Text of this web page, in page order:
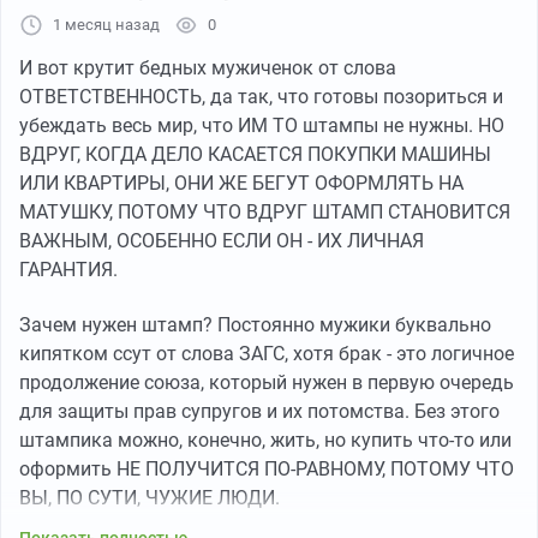
алименты, он бы, скорее всего, возмутился. 33% (на
двоих детей) - это установленный законом минимум.
Фраза «с формулировкой, что ты не участвовал» -
стандартная юридическая формальность, это не
клеймо «ирода». Отдел кадров видит только
исполнительный лист, а не «формулировку».
«Твою квартиру пытаются отжать, делят пополам».
Это ложь. Семейный кодекс РФ (ст. 36) четко
делится вообще. Если квартира куплена до брака - она
остается автору целиком. Имущество, полученное в
дар или по наследству в браке, не делится. Делится
только совместно нажитое в браке имущество. Если
квартира куплена в ипотеку в браке, да, она
совместная. Но и ипотечные долги делятся пополам. А
первоначальный взнос из добрачных средств - это не
1 месяц назад 0
И вот крутит бедных мужиченок от слова
ОТВЕТСТВЕННОСТЬ, да так, что готовы позориться и
убеждать весь мир, что ИМ ТО штампы не нужны. НО
ВДРУГ, КОГДА ДЕЛО КАСАЕТСЯ ПОКУПКИ МАШИНЫ
ИЛИ КВАРТИРЫ, ОНИ ЖЕ БЕГУТ ОФОРМЛЯТЬ НА
МАТУШКУ, ПОТОМУ ЧТО ВДРУГ ШТАМП СТАНОВИТСЯ
ВАЖНЫМ, ОСОБЕННО ЕСЛИ ОН - ИХ ЛИЧНАЯ
ГАРАНТИЯ.
Зачем нужен штамп? Постоянно мужики буквально
кипятком ссут от слова ЗАГС, хотя брак - это логичное
продолжение союза, который нужен в первую очередь
для защиты прав супругов и их потомства. Без этого
штампика можно, конечно, жить, но купить что-то или
оформить НЕ ПОЛУЧИТСЯ ПО-РАВНОМУ, ПОТОМУ ЧТО
ВЫ, ПО СУТИ, ЧУЖИЕ ЛЮДИ.